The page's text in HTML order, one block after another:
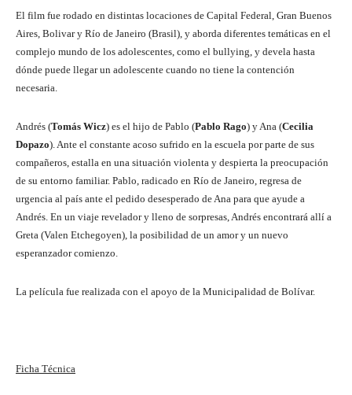
El film fue rodado en distintas locaciones de Capital Federal, Gran Buenos
Aires, Bolivar y Río de Janeiro (Brasil), y aborda diferentes temáticas en el
complejo mundo de los adolescentes, como el bullying, y devela hasta
dónde puede llegar un adolescente cuando no tiene la contención
necesaria.
Andrés (Tomás Wicz) es el hijo de Pablo (Pablo Rago) y Ana (Cecilia
Dopazo). Ante el constante acoso sufrido en la escuela por parte de sus
compañeros, estalla en una situación violenta y despierta la preocupación
de su entorno familiar. Pablo, radicado en Río de Janeiro, regresa de
urgencia al país ante el pedido desesperado de Ana para que ayude a
Andrés. En un viaje revelador y lleno de sorpresas, Andrés encontrará allí a
Greta (Valen Etchegoyen), la posibilidad de un amor y un nuevo
esperanzador comienzo.
La película fue realizada con el apoyo de la Municipalidad de Bolívar.
Ficha Técnica